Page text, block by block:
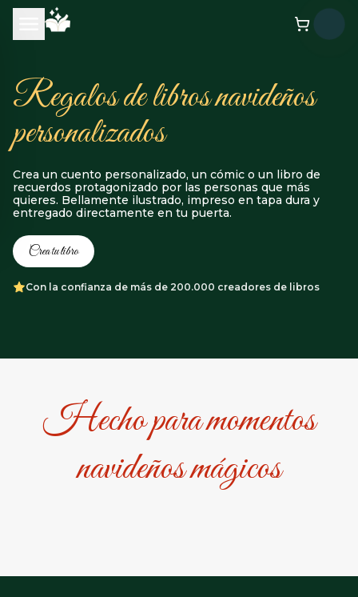
Regalos de libros navideños
personalizados
Crea un cuento personalizado, un cómic o un libro de
recuerdos protagonizado por las personas que más
quieres. Bellamente ilustrado, impreso en tapa dura y
entregado directamente en tu puerta.
Crea tu libro
Con la confianza de más de 200.000 creadores de libros
Hecho para momentos
navideños mágicos